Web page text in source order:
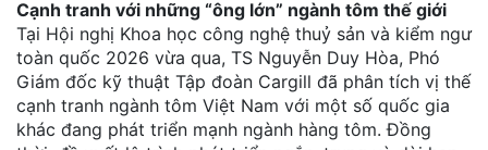
Cạnh tranh với những “ông lớn” ngành tôm thế giới
Tại Hội nghị Khoa học công nghệ thuỷ sản và kiểm ngư
toàn quốc 2026 vừa qua, TS Nguyễn Duy Hòa, Phó
Giám đốc kỹ thuật Tập đoàn Cargill đã phân tích vị thế
cạnh tranh ngành tôm Việt Nam với một số quốc gia
khác đang phát triển mạnh ngành hàng tôm. Đồng